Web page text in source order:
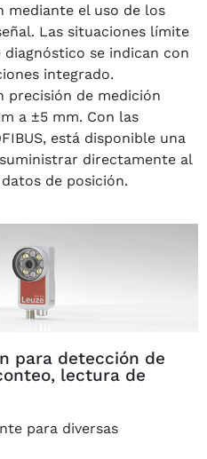
mediante el uso de los
Las situaciones límite
se indican con
integrado.
precisión de medición
a ±5 mm. Con las
está disponible una
directamente al
de posición.
para detección de
lectura de
para diversas